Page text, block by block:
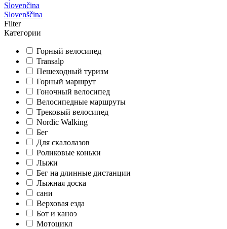
Slovenčina
Slovenščina
Filter
Категории
Горный велосипед
Transalp
Пешеходный туризм
Горный маршрут
Гоночный велосипед
Велосипедные маршруты
Трековый велосипед
Nordic Walking
Бег
Для скалолазов
Роликовые коньки
Лыжи
Бег на длинные дистанции
Лыжная доска
сани
Верховая езда
Бот и каноэ
Мотоцикл